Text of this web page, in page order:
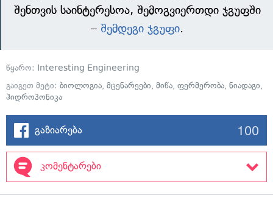
შენთვის საინტერესოა, შემოგვიერთდი ჯგუფში
– შემდეგი ჯგუფი.
წყარო: Interesting Engineering
გაიგეთ მეტი: ბიოლოგია, მცენარეები, მიწა, ფერმერობა, ნიადაგი,
ჰიდროპონიკა
გაზიარება 100
კომენტარები